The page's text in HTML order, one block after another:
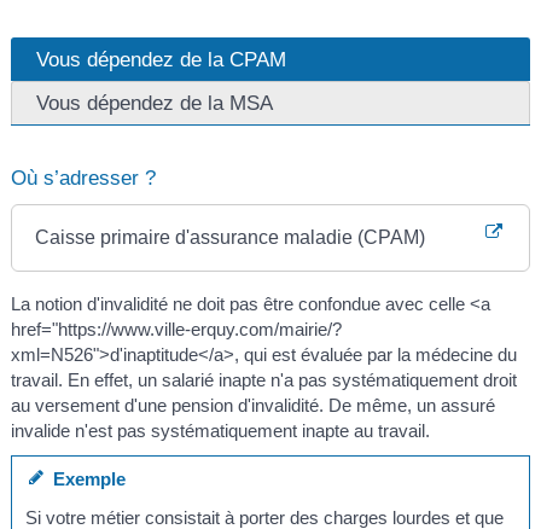
Vous dépendez de la CPAM
Vous dépendez de la MSA
Où s’adresser ?
Caisse primaire d'assurance maladie (CPAM)
La notion d'invalidité ne doit pas être confondue avec celle <a
href="https://www.ville-erquy.com/mairie/?
xml=N526">d'inaptitude</a>, qui est évaluée par la médecine du
travail. En effet, un salarié inapte n'a pas systématiquement droit
au versement d'une pension d'invalidité. De même, un assuré
invalide n'est pas systématiquement inapte au travail.
Exemple
Si votre métier consistait à porter des charges lourdes et que